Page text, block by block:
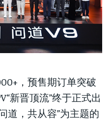
PUBLIC OPINION
OPINION
OPINION
，预售期订单突破
新晋顶流”终于正式出
道，共从容”为主题的